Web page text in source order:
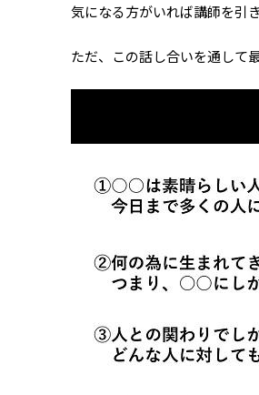
気になる方がいれば講師を引
ただ、この話し合いを通して